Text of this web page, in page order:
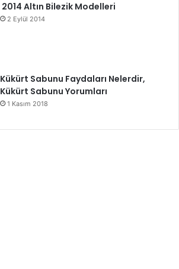
2014 Altın Bilezik Modelleri
2 Eylül 2014
Kükürt Sabunu Faydaları Nelerdir,
Kükürt Sabunu Yorumları
1 Kasım 2018